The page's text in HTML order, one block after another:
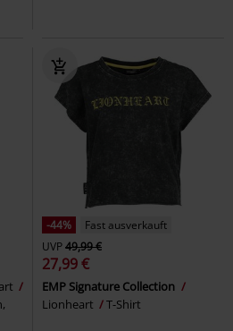
-44%
Fast ausverkauft
UVP49,99 €
27,99 €
EMP Signature Collection
Lionheart
T-Shirt